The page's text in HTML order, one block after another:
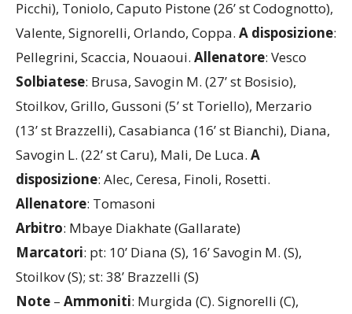
Picchi), Toniolo, Caputo Pistone (26’ st Codognotto),
Valente, Signorelli, Orlando, Coppa. A disposizione:
Pellegrini, Scaccia, Nouaoui. Allenatore: Vesco
Solbiatese: Brusa, Savogin M. (27’ st Bosisio),
Stoilkov, Grillo, Gussoni (5’ st Toriello), Merzario
(13’ st Brazzelli), Casabianca (16’ st Bianchi), Diana,
Savogin L. (22’ st Caru), Mali, De Luca. A
disposizione: Alec, Ceresa, Finoli, Rosetti.
Allenatore: Tomasoni
Arbitro: Mbaye Diakhate (Gallarate)
Marcatori: pt: 10’ Diana (S), 16’ Savogin M. (S),
Stoilkov (S); st: 38’ Brazzelli (S)
Note – Ammoniti: Murgida (C). Signorelli (C),